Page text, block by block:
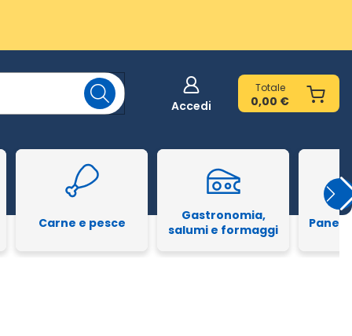
Accedi
Totale
0,00 €
Carne e pesce
Gastronomia,
salumi e formaggi
Pane